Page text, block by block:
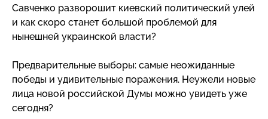
Савченко разворошит киевский политический улей
и как скоро станет большой проблемой для
нынешней украинской власти?
Предварительные выборы: самые неожиданные
победы и удивительные поражения. Неужели новые
лица новой российской Думы можно увидеть уже
сегодня?